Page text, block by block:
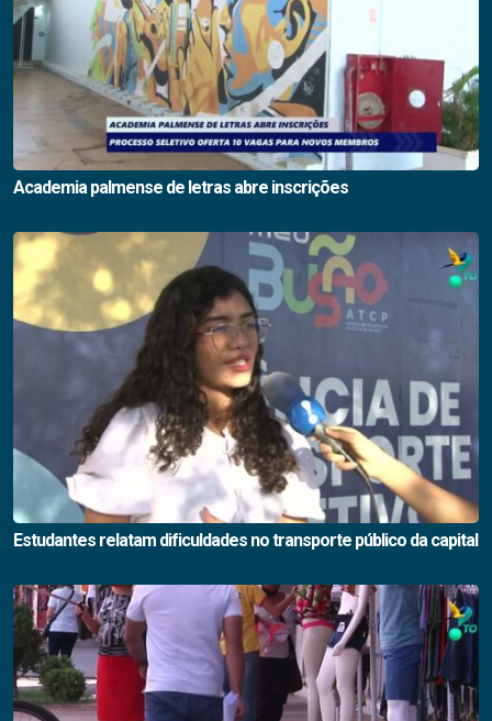
Academia palmense de letras abre inscrições
Estudantes relatam dificuldades no transporte público da capital